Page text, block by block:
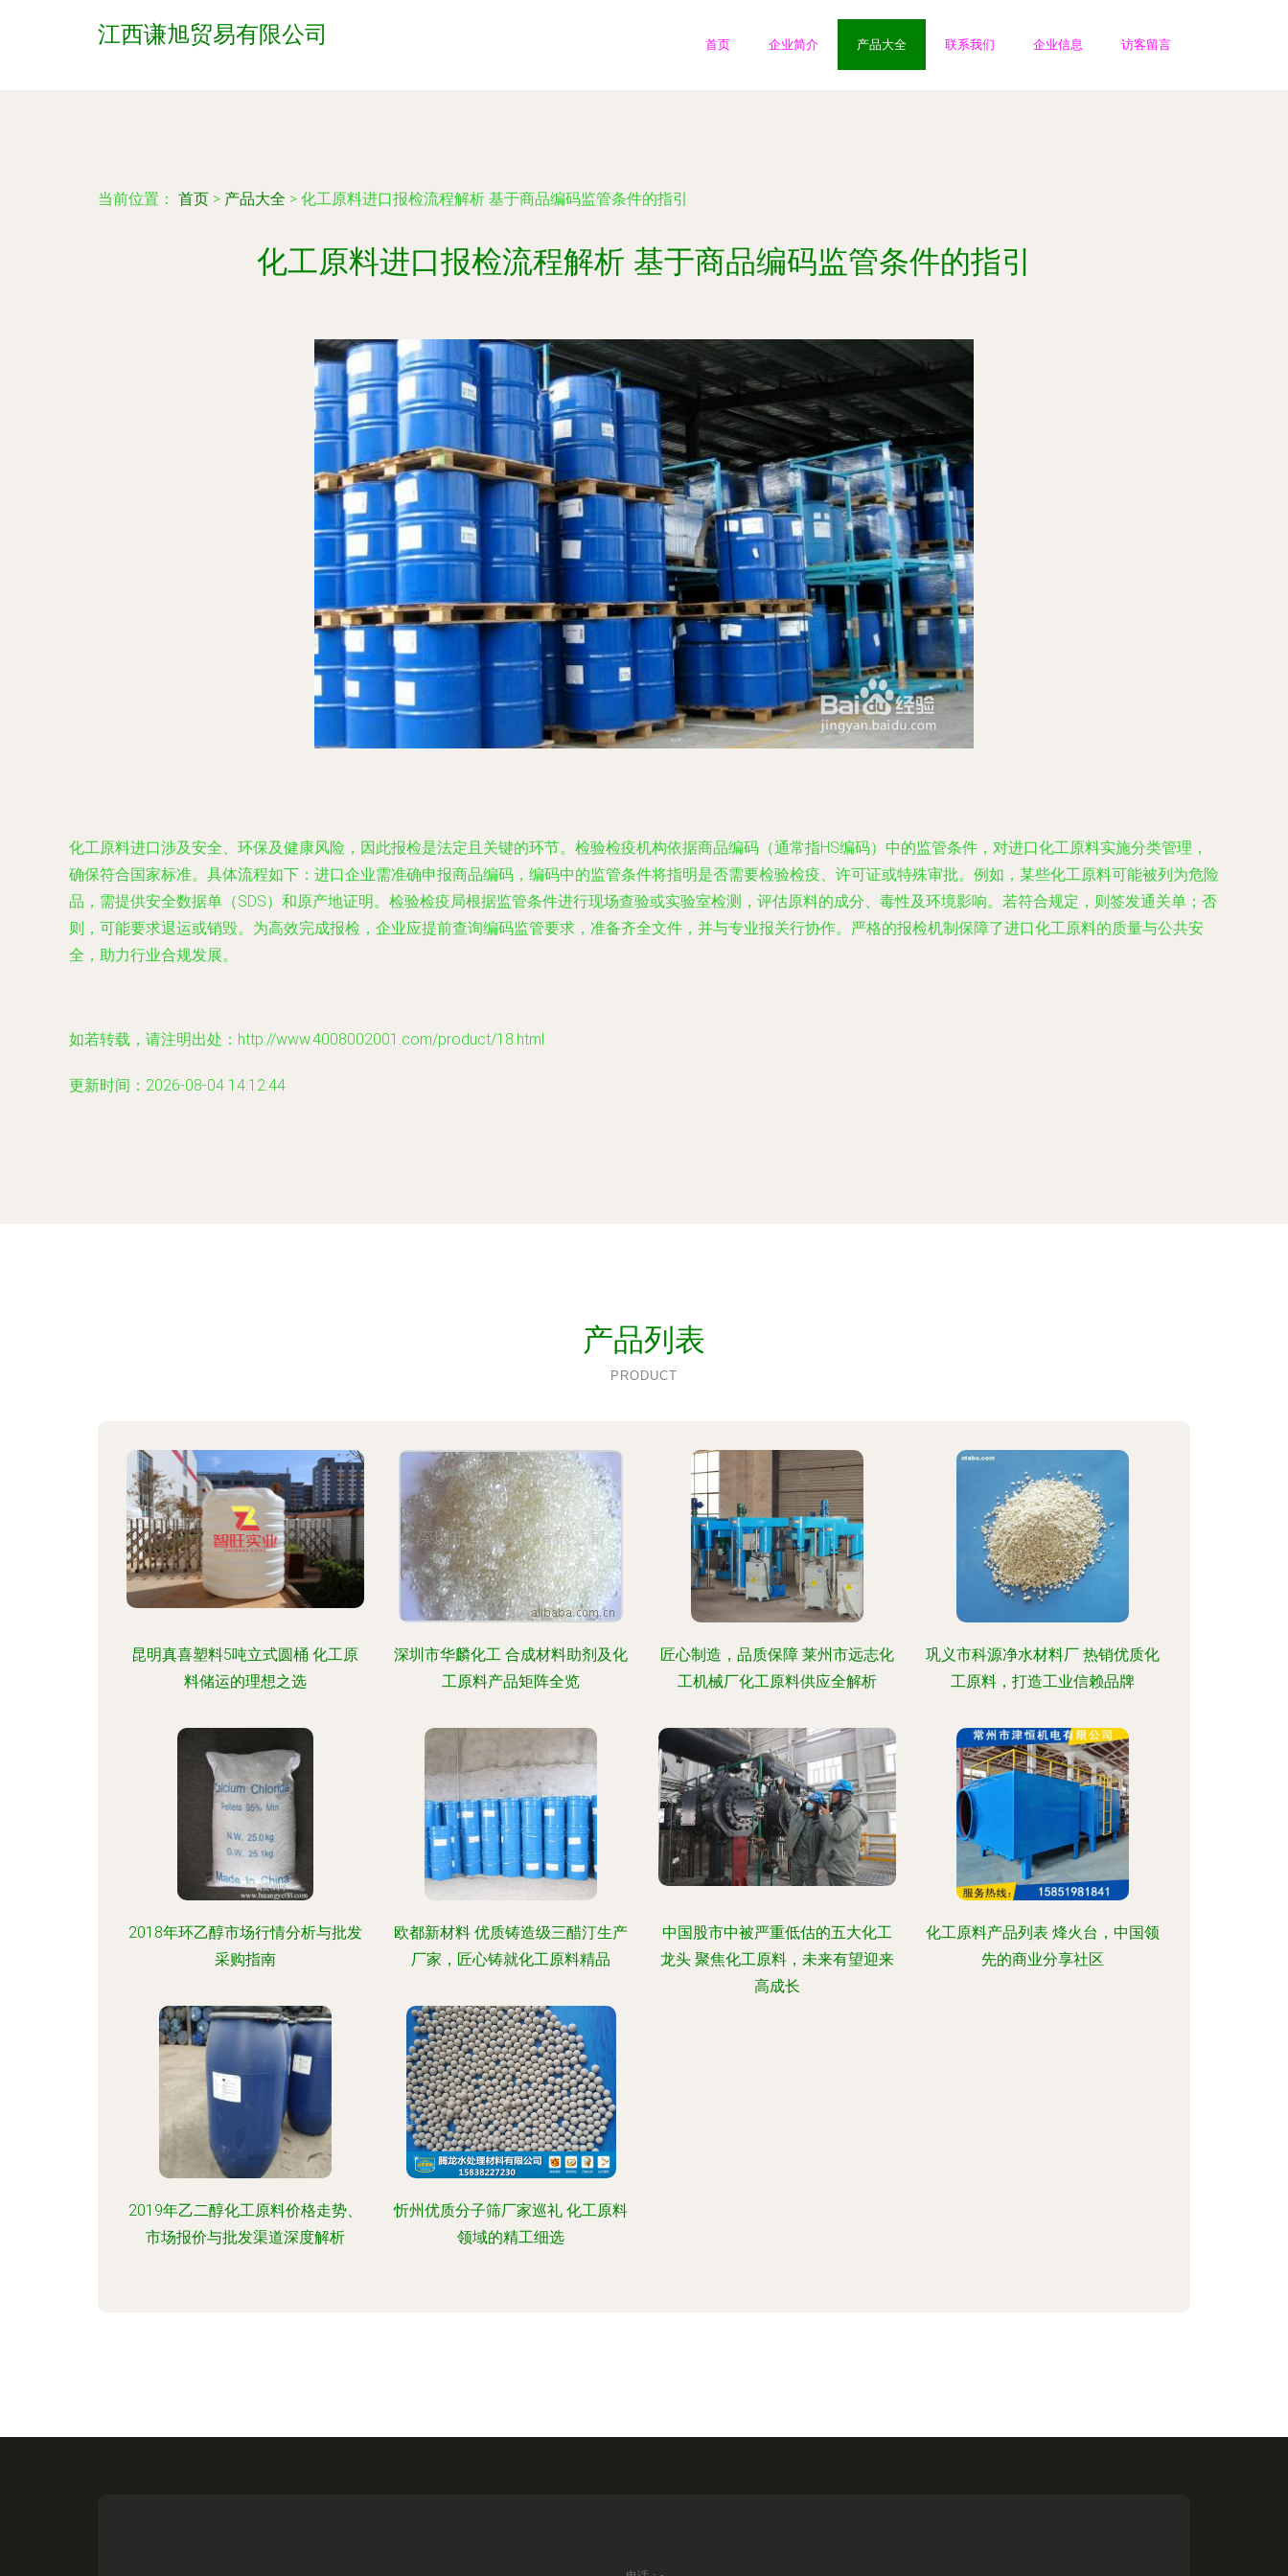
江西谦旭贸易有限公司 首页 企业简介 产品大全 联系我们 企业信息 访客留言
当前位置： 首页 > 产品大全 > 化工原料进口报检流程解析 基于商品编码监管条件的指引
化工原料进口报检流程解析 基于商品编码监管条件的指引
化工原料进口涉及安全、环保及健康风险，因此报检是法定且关键的环节。检验检疫机构依据商品编码（通常指HS编码）中的监管条件，对进口化工原料实施分类管理，
确保符合国家标准。具体流程如下：进口企业需准确申报商品编码，编码中的监管条件将指明是否需要检验检疫、许可证或特殊审批。例如，某些化工原料可能被列为危险
品，需提供安全数据单（SDS）和原产地证明。检验检疫局根据监管条件进行现场查验或实验室检测，评估原料的成分、毒性及环境影响。若符合规定，则签发通关单；否
则，可能要求退运或销毁。为高效完成报检，企业应提前查询编码监管要求，准备齐全文件，并与专业报关行协作。严格的报检机制保障了进口化工原料的质量与公共安
全，助力行业合规发展。
如若转载，请注明出处：http://www.4008002001.com/product/18.html
更新时间：2026-08-04 14:12:44
产品列表
PRODUCT
昆明真喜塑料5吨立式圆桶 化工原
料储运的理想之选
深圳市华麟化工 合成材料助剂及化
工原料产品矩阵全览
匠心制造，品质保障 莱州市远志化
工机械厂化工原料供应全解析
巩义市科源净水材料厂 热销优质化
工原料，打造工业信赖品牌
2018年环乙醇市场行情分析与批发
采购指南
欧都新材料 优质铸造级三醋汀生产
厂家，匠心铸就化工原料精品
中国股市中被严重低估的五大化工
龙头 聚焦化工原料，未来有望迎来
高成长
化工原料产品列表 烽火台，中国领
先的商业分享社区
2019年乙二醇化工原料价格走势、
市场报价与批发渠道深度解析
忻州优质分子筛厂家巡礼 化工原料
领域的精工细选